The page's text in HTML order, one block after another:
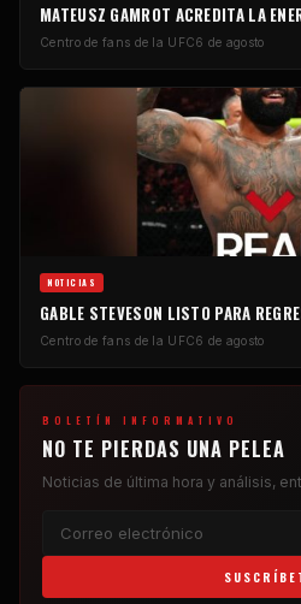
MATEUSZ GAMROT ACREDITA LA
Centro de fans de la UFC6 de agosto
NOTICIAS
GABLE STEVESON LISTO PARA
Centro de fans de la UFC6 de agosto
BOLETÍN INFORMATIVO
NO TE PIERDAS UNA PELEA
Noticias de última hora y análisis,